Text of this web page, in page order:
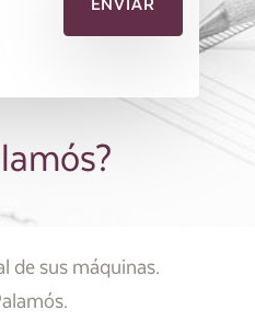
de sus máquinas.